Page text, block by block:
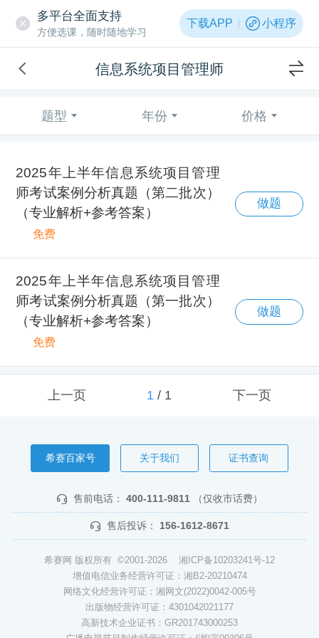
多平台全面支持
方便选课，随时随地学习
下载APP 小程序
信息系统项目管理师
题型 年份 价格
2025年上半年信息系统项目管理
师考试案例分析真题（第二批次）
（专业解析+参考答案）
免费
做题
2025年上半年信息系统项目管理
师考试案例分析真题（第一批次）
（专业解析+参考答案）
免费
做题
上一页 1/ 1 下一页
希赛百家号 关于我们 证书查询
售前电话： 400-111-9811 （仅收市话费）
售后投诉： 156-1612-8671
希赛网 版权所有 ©2001-2026 湘ICP备10203241号-12
增值电信业务经营许可证：湘B2-20210474
网络文化经营许可证：湘网文(2022)0042-005号
出版物经营许可证：4301042021177
高新技术企业证书：GR201743000253